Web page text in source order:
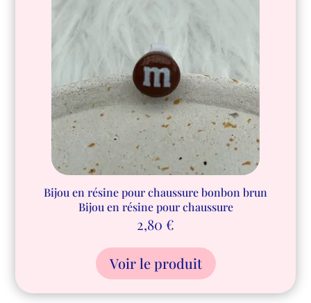
Bijou en résine pour chaussure bonbon brun
Bijou en résine pour chaussure
2,80 €
Voir le produit